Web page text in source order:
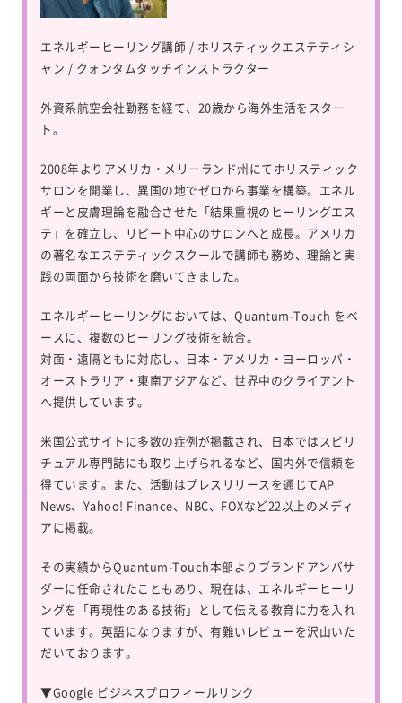
エネルギーヒーリング講師 / ホリスティックエステティシ
ャン / クォンタムタッチインストラクター
外資系航空会社勤務を経て、20歳から海外生活をスター
ト。
2008年よりアメリカ・メリーランド州にてホリスティック
サロンを開業し、異国の地でゼロから事業を構築。エネル
ギーと皮膚理論を融合させた「結果重視のヒーリングエス
テ」を確立し、リピート中心のサロンへと成長。アメリカ
の著名なエステティックスクールで講師も務め、理論と実
践の両面から技術を磨いてきました。
エネルギーヒーリングにおいては、 Quantum-Touch をベ
ースに、複数のヒーリング技術を統合。
対面・遠隔ともに対応し、日本・アメリカ・ヨーロッパ・
オーストラリア・東南アジアなど、世界中のクライアント
へ提供しています。
米国公式サイトに多数の症例が掲載され、日本ではスピリ
チュアル専門誌にも取り上げられるなど、国内外で信頼を
得ています。また、活動はプレスリリースを通じてAP
News、Yahoo! Finance、NBC、FOXなど22以上のメディ
アに掲載。
その実績からQuantum-Touch本部よりブランドアンバサ
ダーに任命されたこともあり、現在は、エネルギーヒーリ
ングを「再現性のある技術」として伝える教育に力を入れ
ています。英語になりますが、有難いレビューを沢山いた
だいております。
▼Google ビジネスプロフィールリンク